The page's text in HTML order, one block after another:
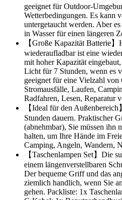
geeignet für Outdoor-
Wetterbedingungen. Es kann
untergetaucht werden. Aber
in Wasser für einen längeren
【Große Kapazität Batterie
wiederaufladbar ist eine
mit hoher Kapazität
Licht für 7 Stunden, wenn es
geeignet für eine Vielzahl von
Stromausfälle, Laufen,
Radfahren, Lesen, Reparatur
【Ideal für den
Stunden dauern. Praktischer
(abnehmbar), Sie müssen ihn
halten, um Ihre Hände im
Camping, Angeln, Wandern,
【Taschenlampen Set】Die
einem längenverstellbaren
Der bequeme Griff und das
ziemlich handlich, wenn Sie
gehen. Packliste: 1x